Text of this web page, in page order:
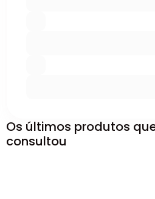
Os últimos produtos
consultou